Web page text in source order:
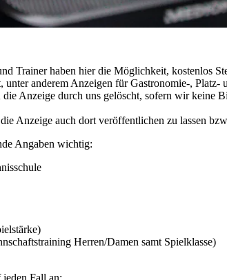
Trainer haben hier die Möglichkeit, kostenlos
anderem Anzeigen für Gastronomie-, Platz-
Anzeige durch uns gelöscht, sofern wir keine
Anzeige auch dort veröffentlichen zu lassen
Angaben wichtig:
Herren/Damen samt Spielklasse)
Fall an: